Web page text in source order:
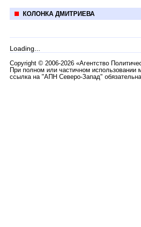
КОЛОНКА ДМИТРИЕВА
Loading...
Copyright © 2006-2026 «Агентство
При полном или частичном использовании
ссылка на "АПН Северо-Запад" обязательна